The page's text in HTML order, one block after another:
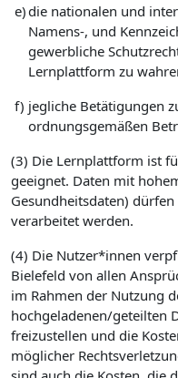
e)die nationalen und
Namens-, und
gewerbliche
Lernplattform zu
f) jegliche Betätigungen
ordnungsgemäßen
(3) Die Lernplattform ist
geeignet. Daten mit
Gesundheitsdaten)
verarbeitet werden.
(4) Die Nutzer*innen
Bielefeld von allen
im Rahmen der Nutzung
hochgeladenen/geteilten
freizustellen und die
möglicher